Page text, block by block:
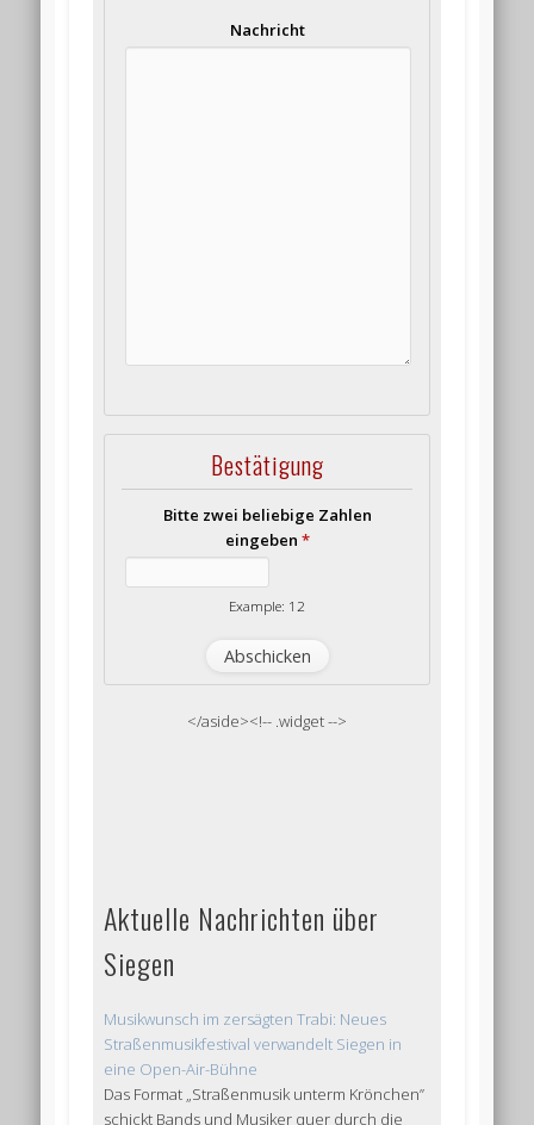
Nachricht
Bestätigung
Bitte zwei beliebige Zahlen
eingeben *
Example: 12
</aside><!-- .widget -->
Aktuelle Nachrichten über
Siegen
Musikwunsch im zersägten Trabi: Neues
Straßenmusikfestival verwandelt Siegen in
eine Open-Air-Bühne
Das Format „Straßenmusik unterm Krönchen”
schickt Bands und Musiker quer durch die